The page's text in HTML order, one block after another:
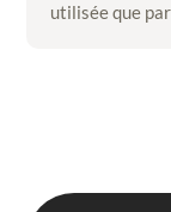
utilisée que